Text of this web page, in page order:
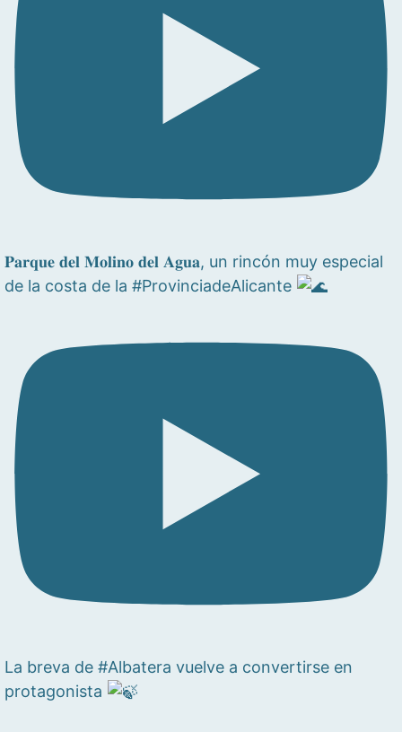
𝐏𝐚𝐫𝐪𝐮𝐞 𝐝𝐞𝐥 𝐌𝐨𝐥𝐢𝐧𝐨 𝐝𝐞𝐥 𝐀𝐠𝐮𝐚, un rincón muy especial
de la costa de la #ProvinciadeAlicante
La breva de #Albatera vuelve a convertirse en
protagonista